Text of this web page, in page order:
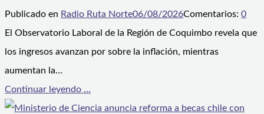
Publicado en Radio Ruta Norte06/08/2026Comentarios: 0
El Observatorio Laboral de la Región de Coquimbo revela que
los ingresos avanzan por sobre la inflación, mientras
aumentan la…
Continuar leyendo ...